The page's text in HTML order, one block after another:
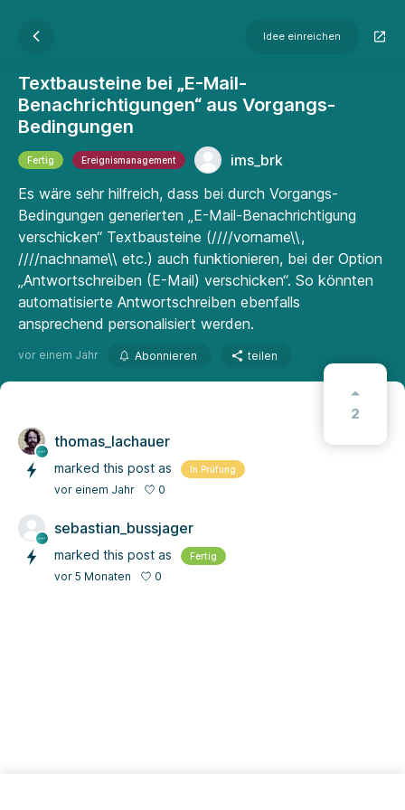
Idee einreichen
Textbausteine bei „E-Mail-
Benachrichtigungen“ aus Vorgangs-
Bedingungen
Fertig Ereignismanagement
ims_brk
Es wäre sehr hilfreich, dass bei durch Vorgangs-
Bedingungen generierten „E-Mail-Benachrichtigung
verschicken“ Textbausteine (////vorname\\,
////nachname\\ etc.) auch funktionieren, bei der Option
„Antwortschreiben (E-Mail) verschicken“. So könnten
automatisierte Antwortschreiben ebenfalls
ansprechend personalisiert werden.
vor einem Jahr Abonnieren teilen
2
thomas_lachauer
marked this post as In Prüfung
vor einem Jahr 0
sebastian_bussjager
marked this post as Fertig
vor 5 Monaten 0